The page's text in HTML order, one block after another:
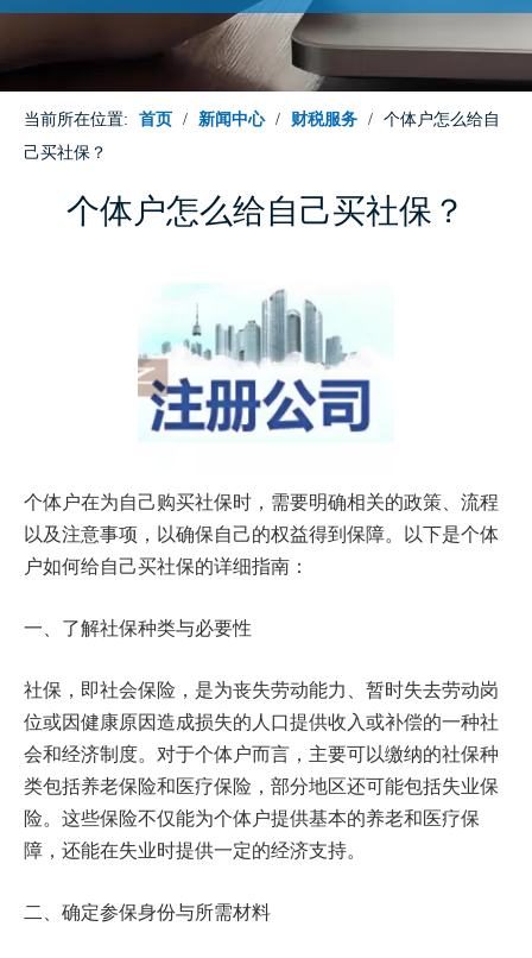
当前所在位置: 首页 / 新闻中心 / 财税服务 / 个体户怎么给自
己买社保？
个体户怎么给自己买社保？
个体户在为自己购买社保时，需要明确相关的政策、流程
以及注意事项，以确保自己的权益得到保障。以下是个体
户如何给自己买社保的详细指南：
一、了解社保种类与必要性
社保，即社会保险，是为丧失劳动能力、暂时失去劳动岗
位或因健康原因造成损失的人口提供收入或补偿的一种社
会和经济制度。对于个体户而言，主要可以缴纳的社保种
类包括养老保险和医疗保险，部分地区还可能包括失业保
险。这些保险不仅能为个体户提供基本的养老和医疗保
障，还能在失业时提供一定的经济支持。
二、确定参保身份与所需材料